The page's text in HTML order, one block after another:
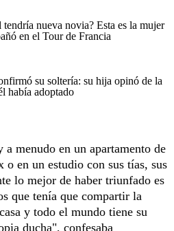
tendría nueva novia? Esta es la mujer
en el Tour de Francia
su soltería: su hija opinó de la
había adoptado
menudo en un apartamento de
en un estudio con sus tías, sus
lo mejor de haber triunfado es
que tenía que compartir la
y todo el mundo tiene su
ducha", confesaba